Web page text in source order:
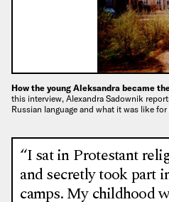
How the young Aleksandra became
this interview, Alexandra Sadownik
Russian language and what it was like
“I sat in Protestant
and secretly took part
camps. My childhood